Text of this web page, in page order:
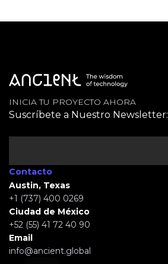
INICIA TU PROYECTO AHORA
Suscríbete a Nuestro Newsletter:
Contacto
Austin, Texas
+1 (737) 400 0269
Ciudad de México
+52 (55) 41 72 40 90
Email
info@ancient.global